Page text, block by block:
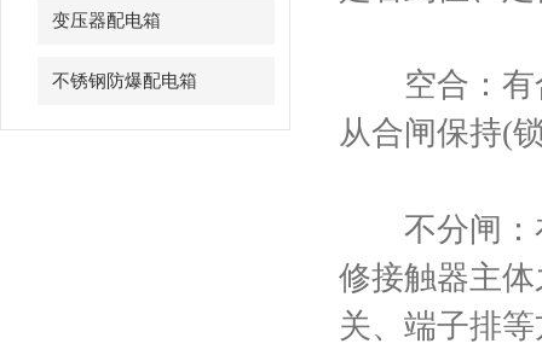
变压器配电箱
不锈钢防爆配电箱
空合：有合
从合闸保持(
不分闸：在
修接触器主
关、端子排